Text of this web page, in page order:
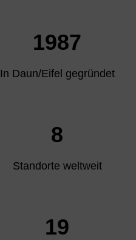
1987
In Daun/Eifel gegründet
8
Standorte weltweit
19